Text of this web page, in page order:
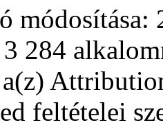
módosítása:
284
feltételei